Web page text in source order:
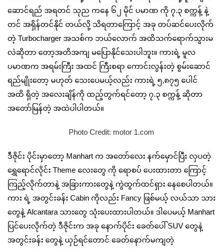
ဆောင်ရည် အရတင် သုည ကနေ ၆၂ မိုင် ပမာဏ ကို ၇.၃ စက္ကန့် နဲ့
တင် အရှိန်တင်နိုင် တယ်လို့ သိရတာကြောင့် အခု တပ်ဆင်ပေးလိုက်
တဲ့ Turbocharger အသစ်က ဘယ်လောက် အထိသက်ရောက်သွားမ
လဲဆိုတာ တော့အတိအကျ မပြောနိုင်သေးပါဘူး။ ကားရဲ့ မူလ
ပမာဏက အရမ်းကြီး အထင် ကြီးစရာ ကောင်းလွန်းတဲ့ စွမ်းဆောင်
ရည်မျိုးတော့ မဟုတ် သေးပေမယ့်လည်း ကားရဲ့ ၅,၈၇၅ ပေါင်
အထိ ရှိတဲ့ အလေးချိန်ကို ထည့်တွက်ရင်တော့ ၇.၃ စက္ကန့် ဆိုတာ
အတော်မြန်တဲ့ အထဲပါပါတယ်။
Photo Credit: motor 1.com
ဒီဇိုင်း ပိုင်းမှာတော့ Manhart က အတော်လေး နက်မှောင်ပြီး လှပတဲ့
ရွှေရောင်လိုင်း Theme လေးတွေ ကို ရောစပ် ပေးထားတာ ကြောင့်
ကြည့်လိုက်တာနဲ့ အခြားကားတွေနဲ့ ကွဲထွက်ထင်ရှား နေစေပါတယ်။
ကား ရဲ့ အတွင်းခန်း Cabin ကိုလည်း Fancy ဖြစ်မယ့် လယ်သာ သား
တွေနဲ့ Alcantara သားတွေ သုံးပေးထားပါတယ်။ ဒါပေမယ့် Manhart
ပြင်ပေးလိုက်တဲ့ ဒီဇိုင်းက အခု နောက်ပိုင်း ခေတ်ပေါ် SUV တွေနဲ့
အတွင်းခန်း တွေနဲ့ ယှဉ်ရင်တောင် ခေတ်နောက်မကျတဲ့